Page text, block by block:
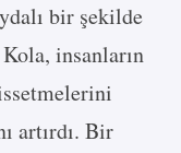
bir şekilde
insanların
artırdı. Bir